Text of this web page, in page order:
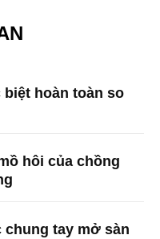
biệt hoàn toàn so
hôi của chồng
chung tay mở sàn